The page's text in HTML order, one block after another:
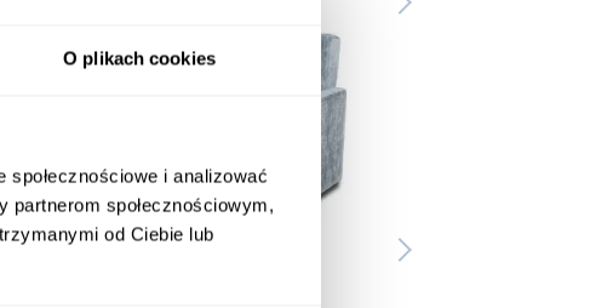
O plikach cookies
i analizować
społecznościowym,
od Ciebie lub